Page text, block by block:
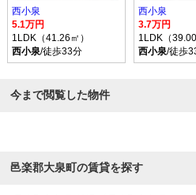
西小泉
5.1万円
1LDK（41.26㎡）
西小泉/徒歩33分
西小泉
3.7万円
1LDK（39.00
西小泉/徒歩
今まで閲覧した物件
邑楽郡大泉町の賃貸を探す